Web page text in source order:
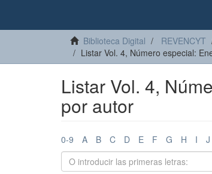
Biblioteca Digital REVENCYT
Listar Vol. 4, Número especial:
Listar Vol. 4,
por autor
0-9 A B C D E F G H I J